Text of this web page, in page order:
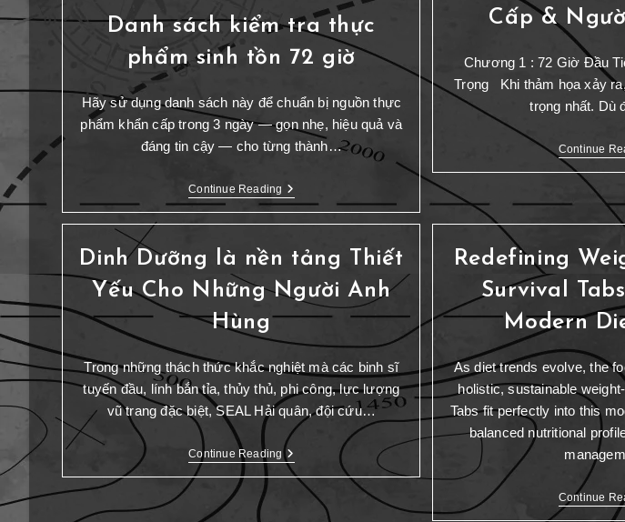
Danh sách kiểm tra thực
phẩm sinh tồn 72 giờ
Hãy sử dụng danh sách này để chuẩn bị nguồn thực
phẩm khẩn cấp trong 3 ngày — gọn nhẹ, hiệu quả và
đáng tin cậy — cho từng thành…
Continue Reading
Cấp &
Chương 1 : 72 Giờ Đầu
Trọng Khi thảm họa xảy
trọng nhất. Dù
Continue
Dinh Dưỡng là nền tảng Thiết
Yếu Cho Những Người Anh
Hùng
Trong những thách thức khắc nghiệt mà các binh sĩ
tuyến đầu, lính bắn tỉa, thủy thủ, phi công, lực lượng
vũ trang đặc biệt, SEAL Hải quân, đội cứu…
Continue Reading
Redefining
Survival
Modern
As diet trends evolve, the
holistic, sustainable
Tabs fit perfectly into this
balanced nutritional
Continue